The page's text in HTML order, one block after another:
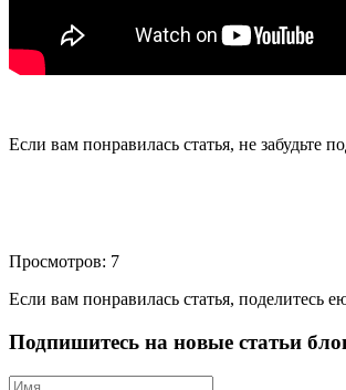
Если вам понравилась статья, не забудьте
Просмотров: 7
Если вам понравилась статья, поделитесь
Подпишитесь на новые статьи